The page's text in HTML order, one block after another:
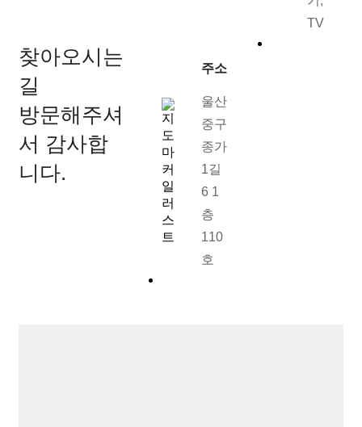
TV
찾아오시는
길
방문해주셔
서 감사합
니다.
주소
울산
중구
종가
1길
6 1
층
110
호